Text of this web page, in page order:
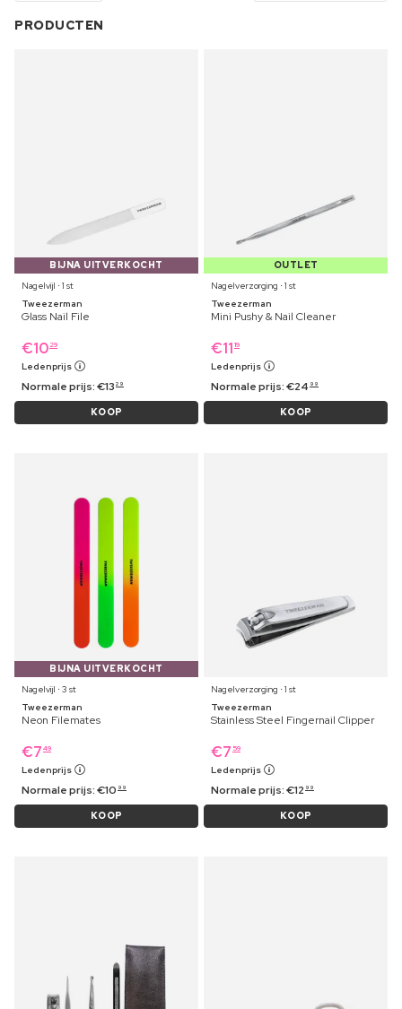
PRODUCTEN
BIJNA UITVERKOCHT
Nagelvijl ⋅ 1 st
Tweezerman
Glass Nail File
€10 29
Ledenprijs
Normale prijs:€13 29
KOOP
OUTLET
Nagelverzorging ⋅ 1 st
Tweezerman
Mini Pushy & Nail Cleaner
€11 19
Ledenprijs
Normale prijs:€24 99
KOOP
BIJNA UITVERKOCHT
Nagelvijl ⋅ 3 st
Tweezerman
Neon Filemates
€7 49
Ledenprijs
Normale prijs:€10 99
KOOP
Nagelverzorging ⋅ 1 st
Tweezerman
Stainless Steel Fingernail Clipper
€7 59
Ledenprijs
Normale prijs:€12 99
KOOP